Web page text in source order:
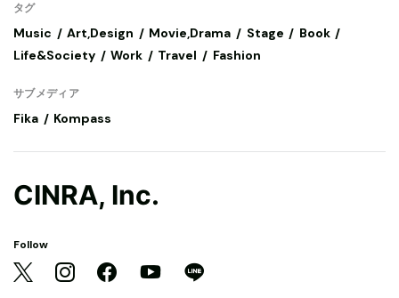
タグ
Music Art,Design Movie,Drama Stage
Book
Life&Society
Work Travel Fashion
サブメディア
Fika Kompass
CINRA, Inc.
Follow